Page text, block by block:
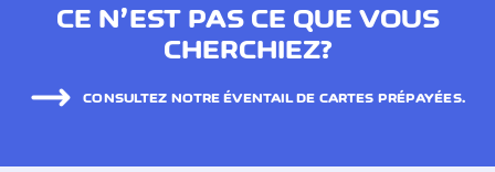
CE N’EST PAS CE QUE VOUS
CHERCHIEZ?
CONSULTEZ NOTRE ÉVENTAIL DE CARTES PRÉPAYÉES.